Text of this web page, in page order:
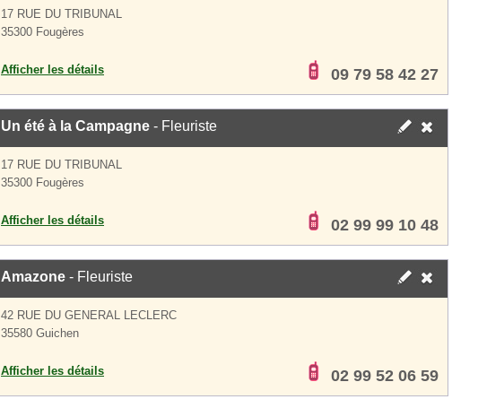
17 RUE DU TRIBUNAL
35300 Fougères
Afficher les détails 09 79 58 42 27
Un été à la Campagne - Fleuriste
17 RUE DU TRIBUNAL
35300 Fougères
Afficher les détails 02 99 99 10 48
Amazone - Fleuriste
42 RUE DU GENERAL LECLERC
35580 Guichen
Afficher les détails 02 99 52 06 59